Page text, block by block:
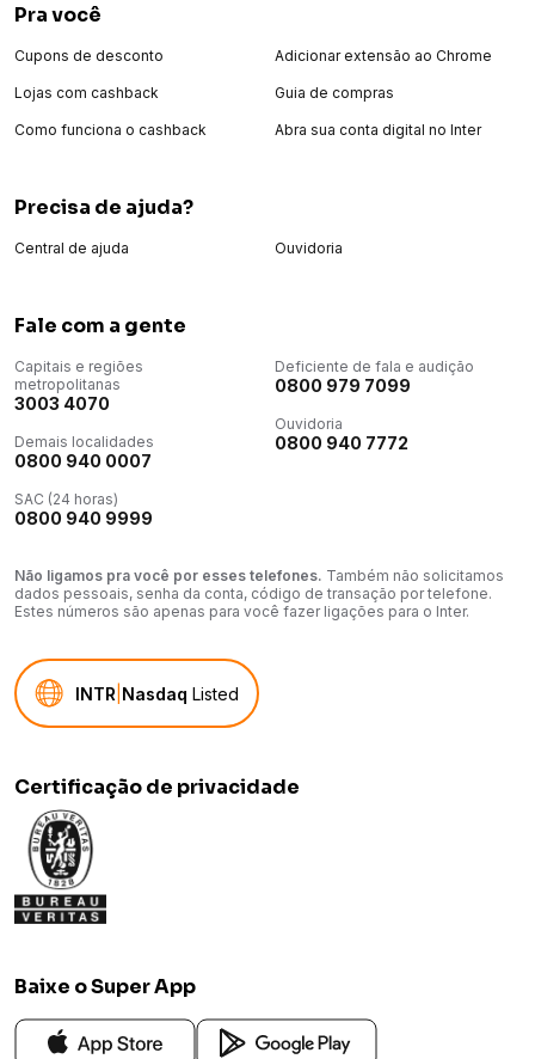
Pra você
Cupons de desconto
Lojas com cashback
Como funciona o cashback
Adicionar extensão ao Chrome
Guia de compras
Abra sua conta digital no Inter
Precisa de ajuda?
Central de ajuda Ouvidoria
Fale com a gente
Capitais e regiões
metropolitanas
3003 4070
Demais localidades
0800 940 0007
SAC (24 horas)
0800 940 9999
Deficiente de fala e audição
0800 979 7099
Ouvidoria
0800 940 7772
Não ligamos pra você por esses telefones. Também não solicitamos
dados pessoais, senha da conta, código de transação por telefone.
Estes números são apenas para você fazer ligações para o Inter.
INTR Nasdaq Listed
Certificação de privacidade
Baixe o Super App